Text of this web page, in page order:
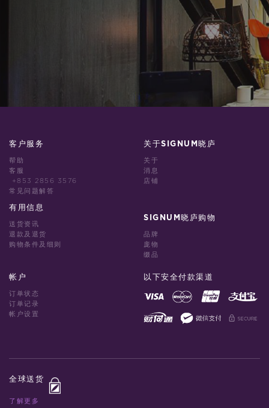
客户服务
帮助
客服
+853 2856 3576
常见问题解答
有用信息
送货资讯
退款及退货
购物条件及细则
关于SIGNUM晓庐
关于
消息
店铺
SIGNUM晓庐购物
品牌
庞物
缀品
帐户
订单状态
订单记录
帐户设置
以下安全付款渠道
全球送货
了解更多